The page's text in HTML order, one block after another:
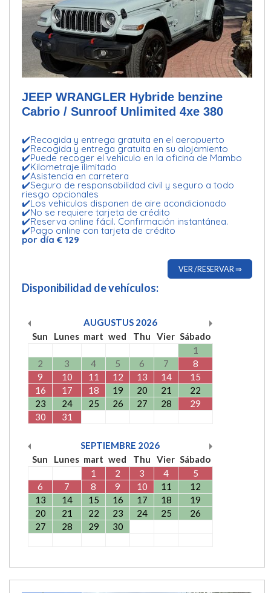
JEEP WRANGLER Hybride benzine
Cabrio / Sunroof Unlimited 4xe 380
✔️Recogida y entrega gratuita en el aeropuerto
✔️Recogida y entrega gratuita en su alojamiento
✔️Puede recoger el vehiculo en la oficina de Mambo
✔️Kilometraje ilimitado
✔️Asistencia en carretera
✔️Seguro de responsabilidad civil y seguro a todo
riesgo opcionales
✔️Los vehiculos disponen de aire acondicionado
✔️No se requiere tarjeta de crédito
✔️Reserva online fácil. Confirmación instantánea.
✔️Pago online con tarjeta de crédito
por día € 129
VER /RESERVAR ⇒
Disponibilidad de vehículos:
AUGUSTUS 2026
Sun
Lunes mart wed Thu Vier Sábado
1
2
3 4 5 6 7
8
9
10 11 12 13 14
15
16
17 18 19 20 21
22
23
24 25 26 27 28
29
30
31
SEPTIEMBRE 2026
Sun
Lunes mart wed Thu Vier Sábado
1
2 3 4
5
6
7 8 9 10 11
12
13
14 15 16 17 18
19
20
21 22 23 24 25
26
27
28 29 30